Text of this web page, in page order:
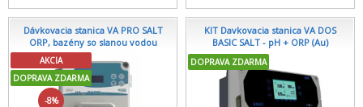
Dávkovacia stanica VA PRO SALT
ORP, bazény so slanou vodou
AKCIA
DOPRAVA ZDARMA
-8%
KIT Davkovacia stanica VA DOS
BASIC SALT - pH + ORP (Au)
DOPRAVA ZDARMA